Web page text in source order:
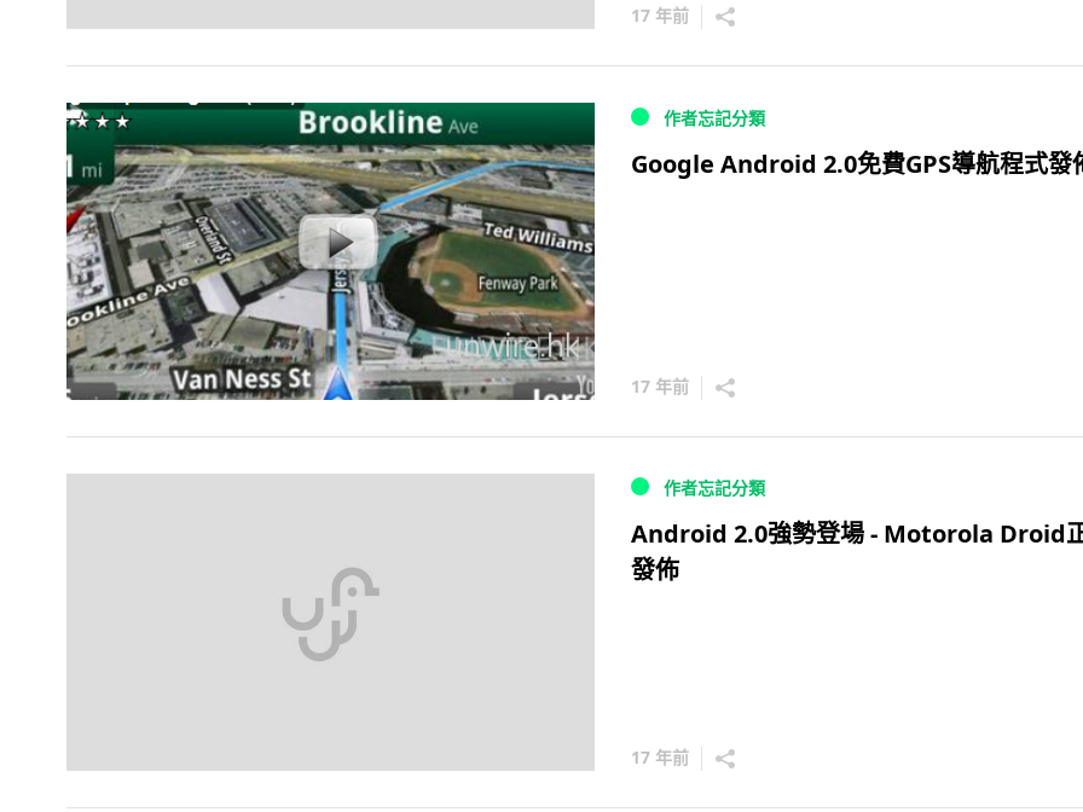
17 年前
作者忘記分類
Google Android 2.0免費GPS導航程式發
17 年前
作者忘記分類
Android 2.0強勢登場 - Motorola Droid
發佈
17 年前